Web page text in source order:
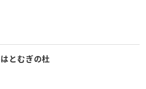
はとむぎの杜